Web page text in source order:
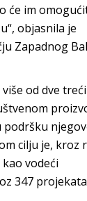
će im
objasnila je
Zapadnog
od dve
podršku
cilju je, kroz
vodeći
347